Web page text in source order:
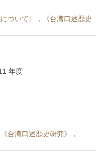
ついて〉，《台湾口述歴史
年度
台湾口述歴史研究》，